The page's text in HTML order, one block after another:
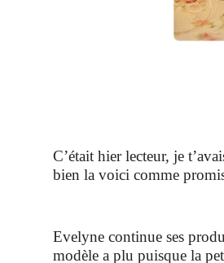
C’était hier lecteur, je
bien la voici comme
Evelyne continue ses
modèle a plu puisque la